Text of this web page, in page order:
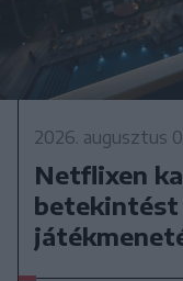
2026. augusztus
Netflixen
betekintést